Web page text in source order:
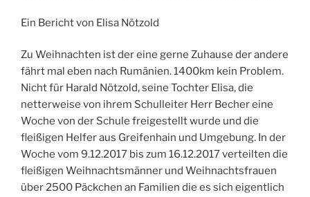
Ein Bericht von Elisa Nötzold
Zu Weihnachten ist der eine gerne Zuhause der andere
fährt mal eben nach Rumänien. 1400km kein Problem.
Nicht für Harald Nötzold, seine Tochter Elisa, die
netterweise von ihrem Schulleiter Herr Becher eine
Woche von der Schule freigestellt wurde und die
fleißigen Helfer aus Greifenhain und Umgebung. In der
Woche vom 9.12.2017 bis zum 16.12.2017 verteilten die
fleißigen Weihnachtsmänner und Weihnachtsfrauen
über 2500 Päckchen an Familien die es sich eigentlich